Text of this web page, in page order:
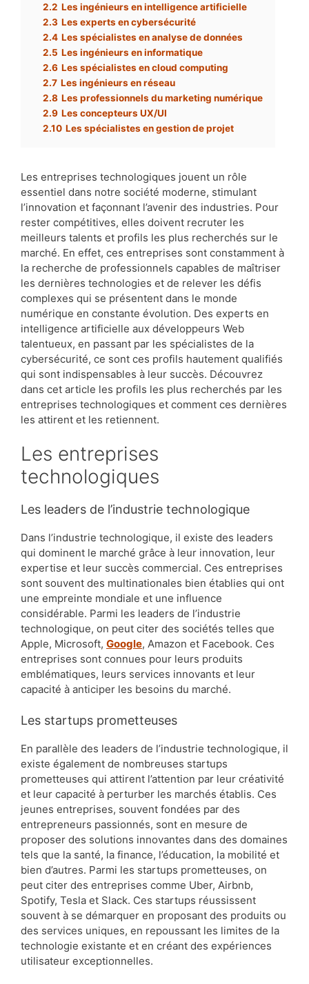
2.2 Les ingénieurs en intelligence artificielle
2.3 Les experts en cybersécurité
2.4 Les spécialistes en analyse de données
2.5 Les ingénieurs en informatique
2.6 Les spécialistes en cloud computing
2.7 Les ingénieurs en réseau
2.8 Les professionnels du marketing numérique
2.9 Les concepteurs UX/UI
2.10 Les spécialistes en gestion de projet
Les entreprises technologiques jouent un rôle
essentiel dans notre société moderne, stimulant
l’innovation et façonnant l’avenir des industries. Pour
rester compétitives, elles doivent recruter les
meilleurs talents et profils les plus recherchés sur le
marché. En effet, ces entreprises sont constamment à
la recherche de professionnels capables de maîtriser
les dernières technologies et de relever les défis
complexes qui se présentent dans le monde
numérique en constante évolution. Des experts en
intelligence artificielle aux développeurs Web
talentueux, en passant par les spécialistes de la
cybersécurité, ce sont ces profils hautement qualifiés
qui sont indispensables à leur succès. Découvrez
dans cet article les profils les plus recherchés par les
entreprises technologiques et comment ces dernières
les attirent et les retiennent.
Les entreprises
technologiques
Les leaders de l’industrie technologique
Dans l’industrie technologique, il existe des leaders
qui dominent le marché grâce à leur innovation, leur
expertise et leur succès commercial. Ces entreprises
sont souvent des multinationales bien établies qui ont
une empreinte mondiale et une influence
considérable. Parmi les leaders de l’industrie
technologique, on peut citer des sociétés telles que
Apple, Microsoft, Google, Amazon et Facebook. Ces
entreprises sont connues pour leurs produits
emblématiques, leurs services innovants et leur
capacité à anticiper les besoins du marché.
Les startups prometteuses
En parallèle des leaders de l’industrie technologique, il
existe également de nombreuses startups
prometteuses qui attirent l’attention par leur créativité
et leur capacité à perturber les marchés établis. Ces
jeunes entreprises, souvent fondées par des
entrepreneurs passionnés, sont en mesure de
proposer des solutions innovantes dans des domaines
tels que la santé, la finance, l’éducation, la mobilité et
bien d’autres. Parmi les startups prometteuses, on
peut citer des entreprises comme Uber, Airbnb,
Spotify, Tesla et Slack. Ces startups réussissent
souvent à se démarquer en proposant des produits ou
des services uniques, en repoussant les limites de la
technologie existante et en créant des expériences
utilisateur exceptionnelles.